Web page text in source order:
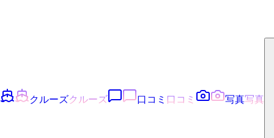
クルーズクルーズ 口コミ 口コミ 写真写真